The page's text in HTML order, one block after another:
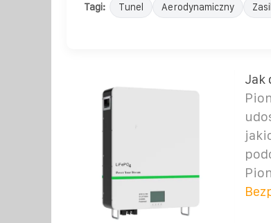
Tagi: Tunel Aerodynamiczny
Jak